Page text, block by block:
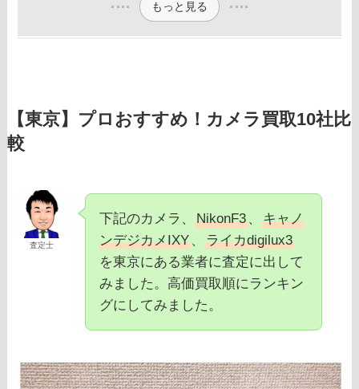
もっと見る
【東京】プロおすすめ！カメラ買取10社比
較
査定士
下記のカメラ、NikonF3、キャノ
ンデジカメIXY、ライカdigilux3
を東京にある業者に査定に出して
みました。高価買取順にランキン
グにしてみました。